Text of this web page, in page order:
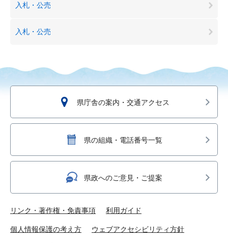
入札・公売
入札・公売
県庁舎の案内・交通アクセス
県の組織・電話番号一覧
県政へのご意見・ご提案
リンク・著作権・免責事項 利用ガイド
個人情報保護の考え方 ウェブアクセシビリティ方針